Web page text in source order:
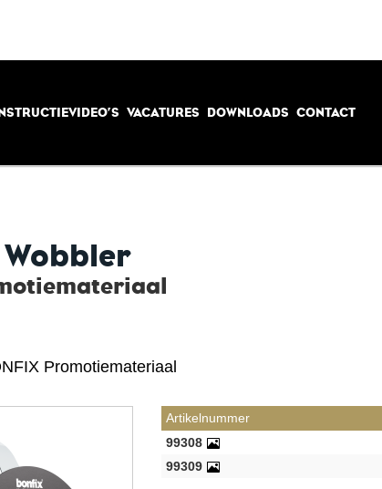
VACATURES DOWNLOADS CONTACT
Promotiemateriaal
Artikelnummer
99308
99309